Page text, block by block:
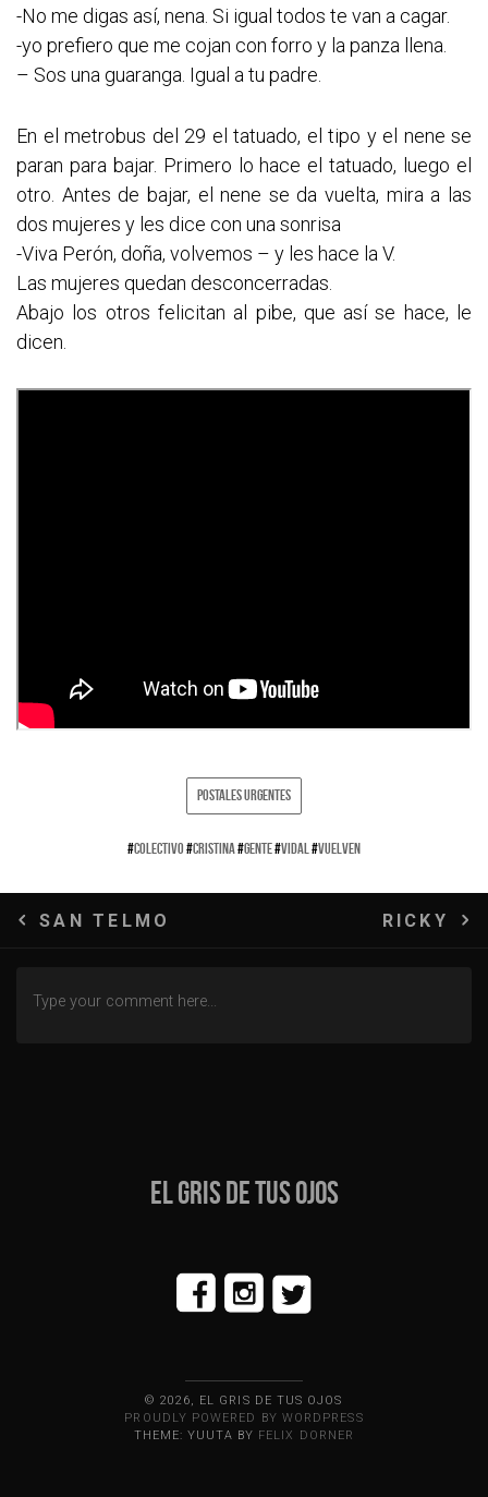
-No me digas así, nena. Si igual todos te van a cagar.
-yo prefiero que me cojan con forro y la panza llena.
– Sos una guaranga. Igual a tu padre.
En el metrobus del 29 el tatuado, el tipo y el nene se
paran para bajar. Primero lo hace el tatuado, luego el
otro. Antes de bajar, el nene se da vuelta, mira a las
dos mujeres y les dice con una sonrisa
-Viva Perón, doña, volvemos – y les hace la V.
Las mujeres quedan desconcerradas.
Abajo los otros felicitan al pibe, que así se hace, le
dicen.
POSTALES URGENTES
#COLECTIVO#CRISTINA#GENTE#VIDAL #VUELVEN
Navegación
entradas
SAN TELMO RICKY
EL GRIS DE TUS OJOS
© 2026, EL GRIS DE TUS OJOS
PROUDLY POWERED BY WORDPRESS
THEME: YUUTA BY FELIX DORNER